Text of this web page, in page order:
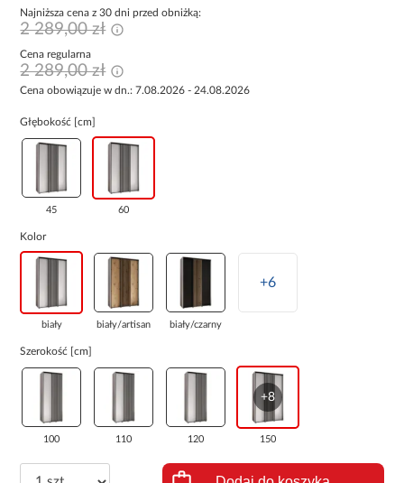
Najniższa cena z 30 dni przed obniżką:
2 289,00 zł
Cena regularna
2 289,00 zł
Cena obowiązuje w dn.: 7.08.2026 - 24.08.2026
Głębokość [cm]
45 60
Kolor
biały biały/artisan biały/czarny
+6
Szerokość [cm]
100 110 120
+8
150